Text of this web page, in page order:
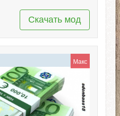
Скачать мод
Макс